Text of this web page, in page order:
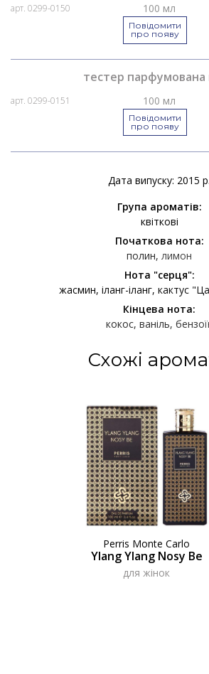
арт. 0299-0150 100 мл
Повідомити
про появу
тестер парфумована
арт. 0299-0151 100 мл
Повідомити
про появу
Дата випуску: 2015 р.
Група ароматів:
квіткові
Початкова нота:
полин лимон
Нота "серця":
жасмин іланг-іланг кактус
Кінцева нота:
кокос ваніль
Схожі
Perris Monte Carlo
Ylang Ylang Nosy Be
для жінок